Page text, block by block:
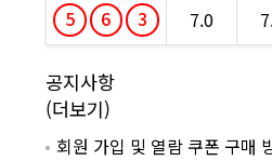
5
6 3 7.0
공지사항
(더보기)
회원 가입 및 열람 쿠폰 구매